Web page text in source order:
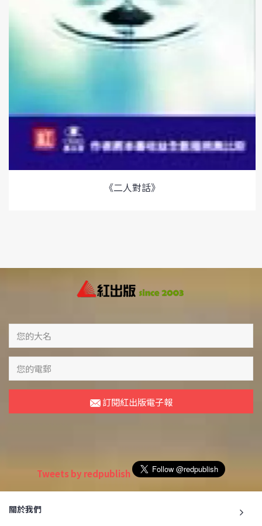
《二人對話》
訂閱紅出版電子報
Tweets by redpublish
關於我們